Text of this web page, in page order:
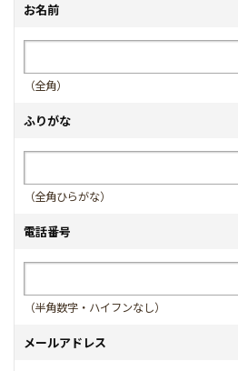
お名前
（全角）
ふりがな
（全角ひらがな）
電話番号
（半角数字・ハイフンなし）
メールアドレス